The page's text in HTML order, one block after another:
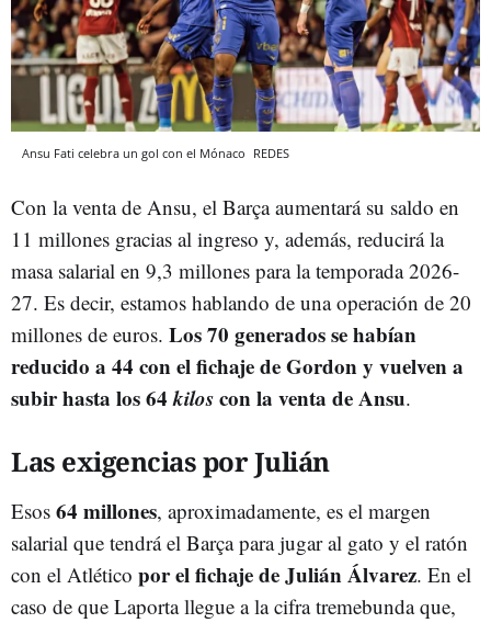
Ansu Fati celebra un gol con el Mónaco REDES
Con la venta de Ansu, el Barça aumentará su saldo en
11 millones gracias al ingreso y, además, reducirá la
masa salarial en 9,3 millones para la temporada 2026-
27. Es decir, estamos hablando de una operación de 20
millones de euros. Los 70 generados se habían
reducido a 44 con el fichaje de Gordon y vuelven a
subir hasta los 64kiloscon la venta de Ansu.
Las exigencias por Julián
Esos 64 millones, aproximadamente, es el margen
salarial que tendrá el Barça para jugar al gato y el ratón
con el Atlético por el fichaje de Julián Álvarez. En el
caso de que Laporta llegue a la cifra tremebunda que,